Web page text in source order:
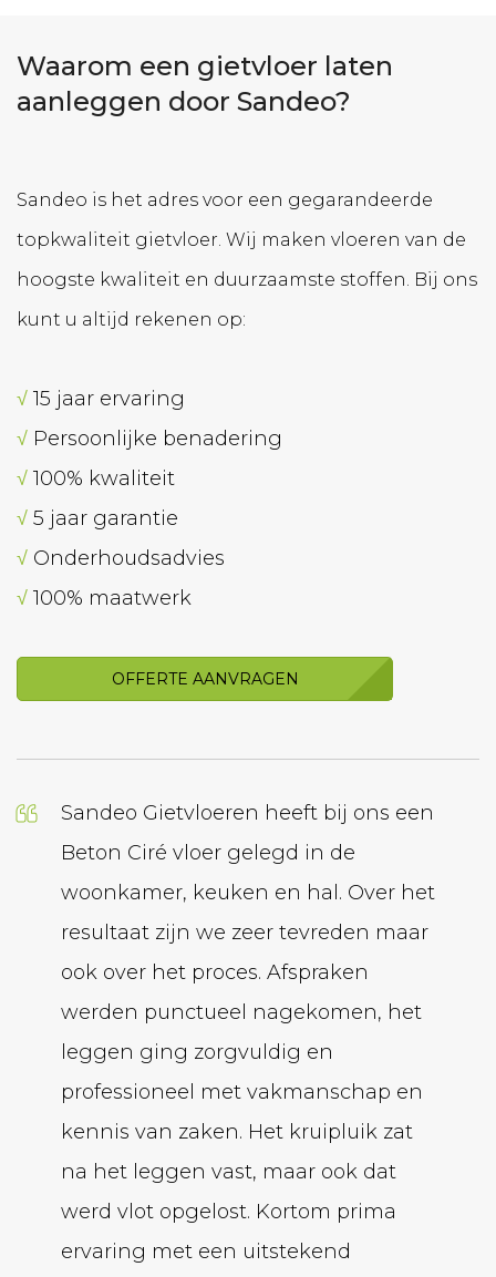
Waarom een gietvloer laten
aanleggen door Sandeo?
Sandeo is het adres voor een gegarandeerde
topkwaliteit gietvloer. Wij maken vloeren van de
hoogste kwaliteit en duurzaamste stoffen. Bij ons
kunt u altijd rekenen op:
√ 15 jaar ervaring
√ Persoonlijke benadering
√ 100% kwaliteit
√ 5 jaar garantie
√ Onderhoudsadvies
√ 100% maatwerk
OFFERTE AANVRAGEN
Sandeo Gietvloeren heeft bij ons een
Beton Ciré vloer gelegd in de
woonkamer, keuken en hal. Over het
resultaat zijn we zeer tevreden maar
ook over het proces. Afspraken
werden punctueel nagekomen, het
leggen ging zorgvuldig en
professioneel met vakmanschap en
kennis van zaken. Het kruipluik zat
na het leggen vast, maar ook dat
werd vlot opgelost. Kortom prima
ervaring met een uitstekend